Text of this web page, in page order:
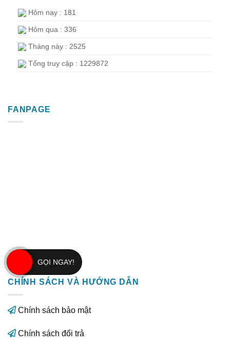
Hôm nay : 181
Hôm qua : 336
Tháng này : 2525
Tổng truy cập : 1229872
FANPAGE
CHÍNH SÁCH VÀ HƯỚNG DẪN
Chính sách bảo mật
Chính sách đổi trả
GỌI NGAY!